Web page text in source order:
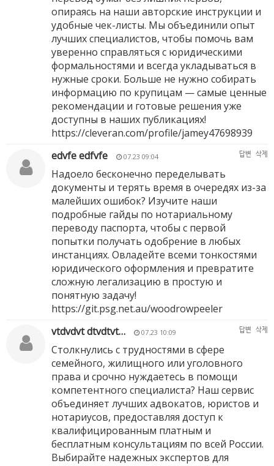
опираясь на наши авторские инструкции и
удобные чек-листы. Мы объединили опыт
лучших специалистов, чтобы помочь вам
уверенно справляться с юридическими
формальностями и всегда укладываться в
нужные сроки. Больше не нужно собирать
информацию по крупицам — самые ценные
рекомендации и готовые решения уже
доступны в наших публикациях!
https://cleveran.com/profile/jamey47698939
edvfe edfvfe
07.23 09:04 답변 삭제
Надоело бесконечно переделывать
документы и терять время в очередях из-за
малейших ошибок? Изучите наши
подробные гайды по нотариальному
переводу паспорта, чтобы с первой
попытки получать одобрение в любых
инстанциях. Овладейте всеми тонкостями
юридического оформления и превратите
сложную легализацию в простую и
понятную задачу!
https://git.psg.net.au/woodrowpeeler
vtdvdvt dtvdtvt…
07.23 10:09 답변 삭제
Столкнулись с трудностями в сфере
семейного, жилищного или уголовного
права и срочно нуждаетесь в помощи
компетентного специалиста? Наш сервис
объединяет лучших адвокатов, юристов и
нотариусов, предоставляя доступ к
квалифицированным платным и
бесплатным консультациям по всей России.
Выбирайте надежных экспертов для